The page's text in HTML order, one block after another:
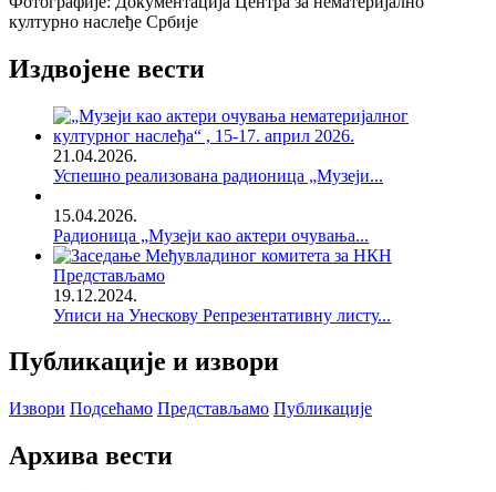
културно наслеђе Србије
Издвојене вести
21.04.2026.
Успешно реализована радионица „Музеји...
15.04.2026.
Радионица „Музеји као актери очувања...
Представљамо
19.12.2024.
Уписи на Унескову Репрезентативну листу...
Публикације и извори
Извори Подсећамо Представљамо Публикације
Архива вести